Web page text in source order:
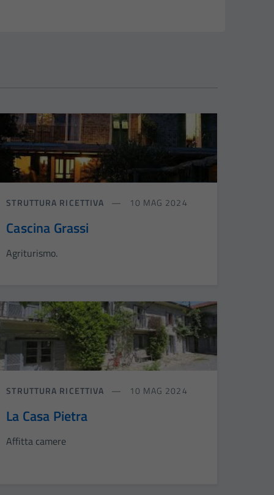
STRUTTURA RICETTIVA 10 MAG 2024
Cascina Grassi
Agriturismo.
STRUTTURA RICETTIVA 10 MAG 2024
La Casa Pietra
Affitta camere